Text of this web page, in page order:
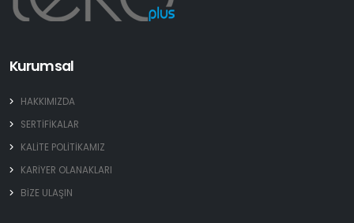
Kurumsal
HAKKIMIZDA
SERTİFİKALAR
KALİTE POLİTİKAMIZ
KARİYER OLANAKLARI
BİZE ULAŞIN